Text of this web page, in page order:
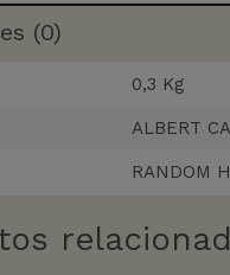
(0)
0,3 Kg
ALBERT
RANDOM